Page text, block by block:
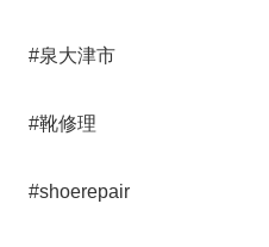
#泉大津市
#靴修理
#shoerepair